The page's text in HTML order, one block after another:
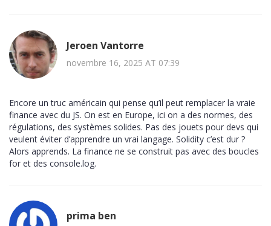
Jeroen Vantorre
novembre 16, 2025 AT 07:39
Encore un truc américain qui pense qu’il peut remplacer la vraie
finance avec du JS. On est en Europe, ici on a des normes, des
régulations, des systèmes solides. Pas des jouets pour devs qui
veulent éviter d’apprendre un vrai langage. Solidity c’est dur ?
Alors apprends. La finance ne se construit pas avec des boucles
for et des console.log.
prima ben